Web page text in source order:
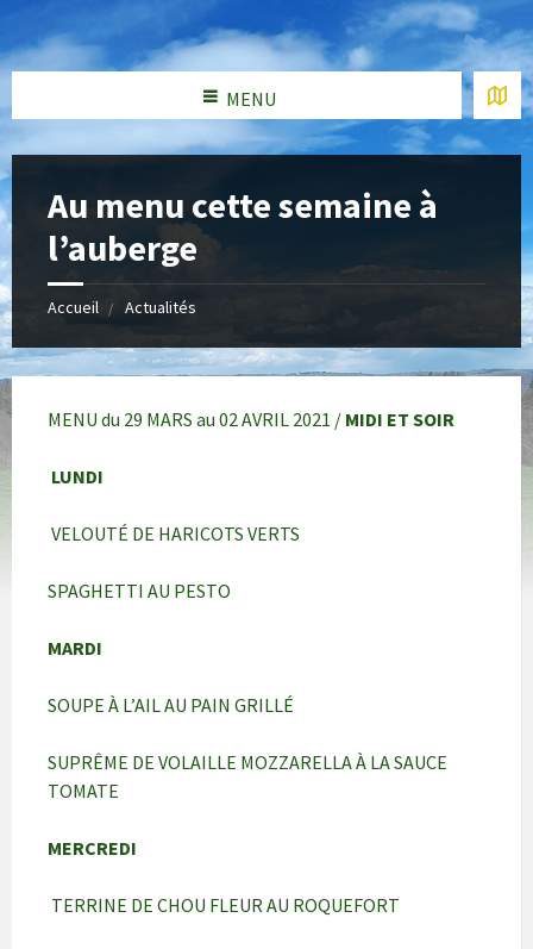
MENU
Au menu cette semaine à
l’auberge
Accueil Actualités
MENU du 29 MARS au 02 AVRIL 2021 / MIDI ET SOIR
LUNDI
VELOUTÉ DE HARICOTS VERTS
SPAGHETTI AU PESTO
MARDI
SOUPE À L’AIL AU PAIN GRILLÉ
SUPRÊME DE VOLAILLE MOZZARELLA À LA SAUCE
TOMATE
MERCREDI
TERRINE DE CHOU FLEUR AU ROQUEFORT